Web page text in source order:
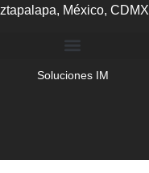
Iztapalapa, México, CDMX
Soluciones IM